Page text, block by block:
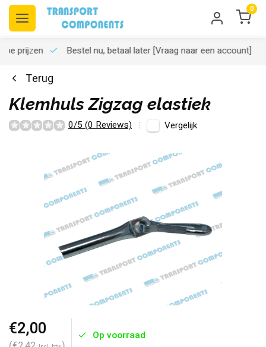
0
prijzen Bestel nu, betaal later[Vraag naar een account]
Terug
Klemhuls Zigzag elastiek
0/5 (0 Reviews) Vergelijk
€2,00 Op voorraad